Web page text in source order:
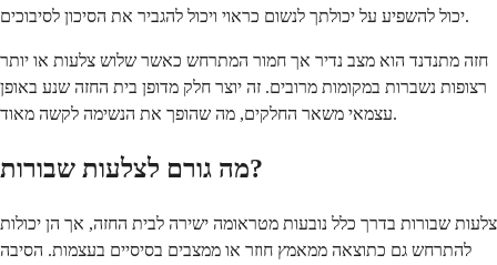
יכול להשפיע על יכולתך לנשום כראוי ויכול להגביר את הסיכון לסיבוכים.
חזה מתנדנד הוא מצב נדיר אך חמור המתרחש כאשר שלוש צלעות או יותר
רצופות נשברות במקומות מרובים. זה יוצר חלק מדופן בית החזה שנע באופן
עצמאי משאר החלקים, מה שהופך את הנשימה לקשה מאוד.
מה גורם לצלעות שבורות?
צלעות שבורות בדרך כלל נובעות מטראומה ישירה לבית החזה, אך הן יכולות
להתרחש גם כתוצאה ממאמץ חוזר או ממצבים בסיסיים בעצמות. הסיבה